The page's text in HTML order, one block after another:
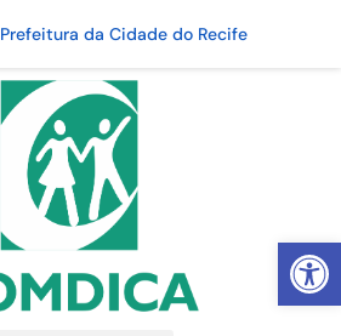
Abrir
Prefeitura da Cidade do Recife